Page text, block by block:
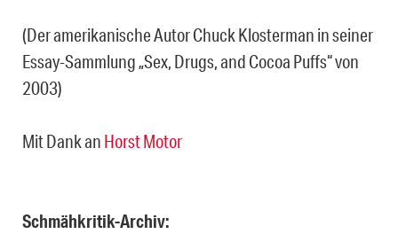
(Der amerikanische Autor Chuck Klosterman in seiner
Essay-Sammlung „Sex, Drugs, and Cocoa Puffs“ von
2003)
Mit Dank an Horst Motor
Schmähkritik-Archiv: